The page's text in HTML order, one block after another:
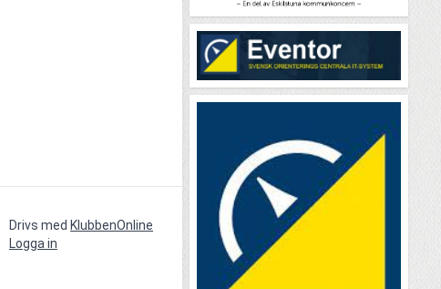
Drivs med KlubbenOnline
Logga in